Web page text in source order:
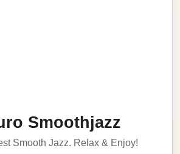
Smoothjazz
Smooth Jazz. Relax & Enjoy!